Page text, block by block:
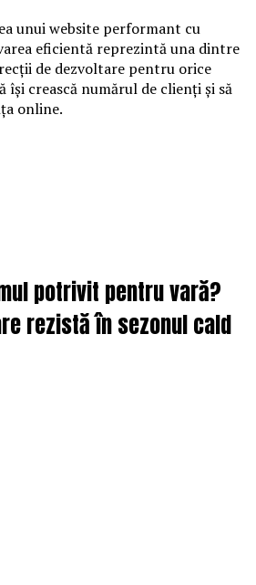
unui website performant cu
eficientă reprezintă una dintre
de dezvoltare pentru orice
își crească numărul de clienți și să
online.
potrivit pentru vară?
rezistă în sezonul cald